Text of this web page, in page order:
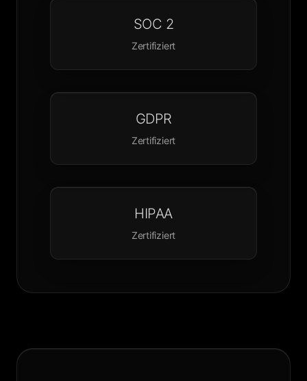
SOC 2
Zertifiziert
GDPR
Zertifiziert
HIPAA
Zertifiziert